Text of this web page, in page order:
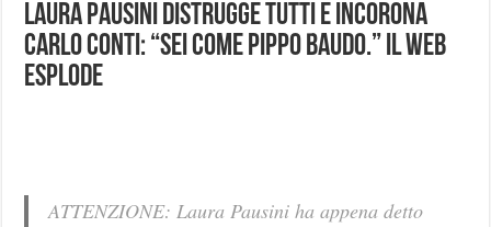
Laura Pausini DISTRUGGE tutti e incorona
Carlo Conti: “Sei come Pippo Baudo.” Il web
esplode
ATTENZIONE: Laura Pausini ha appena detto